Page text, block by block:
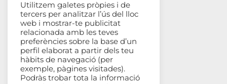
Contacte
Carrer Avinyó, 44 2n
08002 Barcelona
93 302 61 03
esplac@esplac.cat
Utilitzem galetes pròpies i de
tercers per analitzar l’ús del lloc
web i mostrar-te publicitat
relacionada amb les teves
preferències sobre la base d’un
perfil elaborat a partir dels teu
hàbits de navegació (per
exemple, pàgines visitades).
Podràs trobar tota la informació